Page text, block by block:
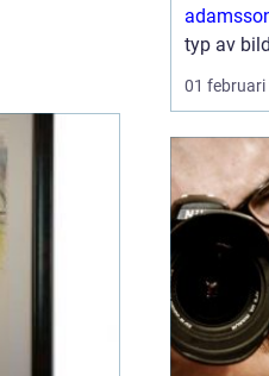
typ av
ofta
bland
en
väl
01 februari